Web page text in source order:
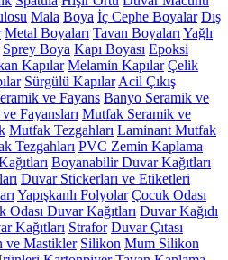
Mala Boya İç Cephe Boyalar Dış
Metal Boyaları Tavan Boyaları Yağlı
Sprey Boya Kapı Boyası Epoksi
Kapılar Melamin Kapılar Çelik
Sürgülü Kapılar Acil Çıkış
ve Fayans Banyo Seramik ve
Fayansları Mutfak Seramik ve
Mutfak Tezgahları Laminant Mutfak
Tezgahları PVC Zemin Kaplama
Boyanabilir Duvar Kağıtları
Duvar Stickerları ve Etiketleri
Yapışkanlı Folyolar Çocuk Odası
Odası Duvar Kağıtları Duvar Kağıdı
Kağıtları Strafor Duvar Çıtası
ve Mastikler Silikon Mum Silikon